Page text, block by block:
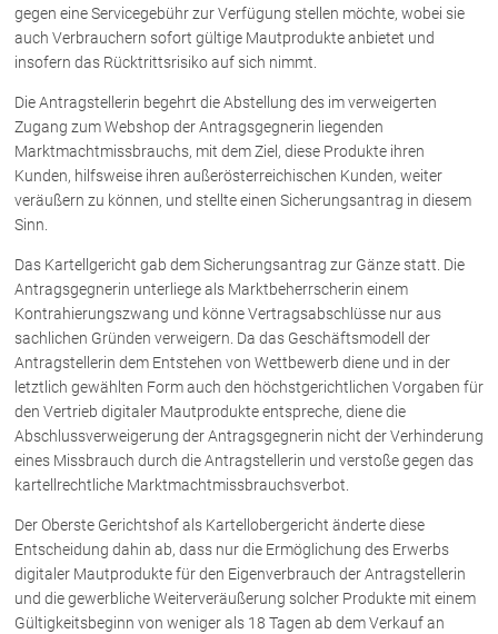
Mag. Patrick Piccolruaz
Dr. Roland Piccolruaz †
Mag. Raphaela Klotz
Rechtsnews
Paragraphen & Mehr
Medien
Vorarlberg Online
NOVUM
Fachliteratur
FAQ
Unternehmensnachfolge in der
Familie
Wichtige Vertragsklauseln bei Kauf-
und Übergabeverträgen
Check dein Recht/Erbrecht
gegen eine Servicegebühr zur Verfügung stellen möchte, wobei sie
auch Verbrauchern sofort gültige Mautprodukte anbietet und
insofern das Rücktrittsrisiko auf sich nimmt.
Die Antragstellerin begehrt die Abstellung des im verweigerten
Zugang zum Webshop der Antragsgegnerin liegenden
Marktmachtmissbrauchs, mit dem Ziel, diese Produkte ihren
Kunden, hilfsweise ihren außerösterreichischen Kunden, weiter
veräußern zu können, und stellte einen Sicherungsantrag in diesem
Sinn.
Das Kartellgericht gab dem Sicherungsantrag zur Gänze statt. Die
Antragsgegnerin unterliege als Marktbeherrscherin einem
Kontrahierungszwang und könne Vertragsabschlüsse nur aus
sachlichen Gründen verweigern. Da das Geschäftsmodell der
Antragstellerin dem Entstehen von Wettbewerb diene und in der
letztlich gewählten Form auch den höchstgerichtlichen Vorgaben für
den Vertrieb digitaler Mautprodukte entspreche, diene die
Abschlussverweigerung der Antragsgegnerin nicht der Verhinderung
eines Missbrauch durch die Antragstellerin und verstoße gegen das
kartellrechtliche Marktmachtmissbrauchsverbot.
Der Oberste Gerichtshof als Kartellobergericht änderte diese
Entscheidung dahin ab, dass nur die Ermöglichung des Erwerbs
digitaler Mautprodukte für den Eigenverbrauch der Antragstellerin
und die gewerbliche Weiterveräußerung solcher Produkte mit einem
Gültigkeitsbeginn von weniger als 18 Tagen ab dem Verkauf an